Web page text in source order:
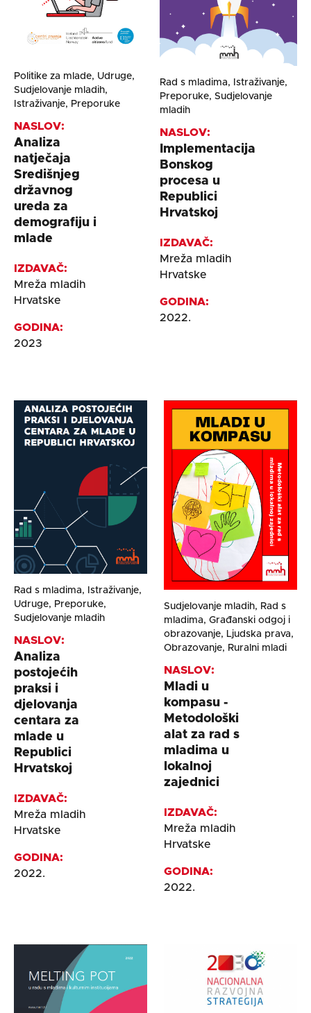
Politike za mlade, Udruge,
Sudjelovanje mladih,
Istraživanje, Preporuke
NASLOV:
Analiza
natječaja
Središnjeg
državnog
ureda za
demografiju i
mlade
IZDAVAČ:
Mreža mladih
Hrvatske
GODINA:
2023
Rad s mladima, Istraživanje,
Preporuke, Sudjelovanje
mladih
NASLOV:
Implementacija
Bonskog
procesa u
Republici
Hrvatskoj
IZDAVAČ:
Mreža mladih
Hrvatske
GODINA:
2022.
Rad s mladima, Istraživanje,
Udruge, Preporuke,
Sudjelovanje mladih
NASLOV:
Analiza
postojećih
praksi i
djelovanja
centara za
mlade u
Republici
Hrvatskoj
IZDAVAČ:
Mreža mladih
Hrvatske
GODINA:
2022.
Sudjelovanje mladih, Rad s
mladima, Građanski odgoj i
obrazovanje, Ljudska prava,
Obrazovanje, Ruralni mladi
NASLOV:
Mladi u
kompasu -
Metodološki
alat za rad s
mladima u
lokalnoj
zajednici
IZDAVAČ:
Mreža mladih
Hrvatske
GODINA:
2022.